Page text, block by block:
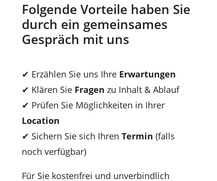
Folgende Vorteile haben Sie
durch ein gemeinsames
Gespräch mit uns
✔ Erzählen Sie uns Ihre Erwartungen
✔ Klären Sie Fragen zu Inhalt & Ablauf
✔ Prüfen Sie Möglichkeiten in Ihrer
Location
✔ Sichern Sie sich Ihren Termin (falls
noch verfügbar)
Für Sie kostenfrei und unverbindlich